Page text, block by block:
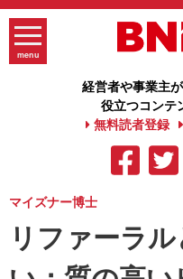
Skip
content
menu
経営者や事業主
役立つコンテ
無料読者登録
マイズナー博士
リファーラ